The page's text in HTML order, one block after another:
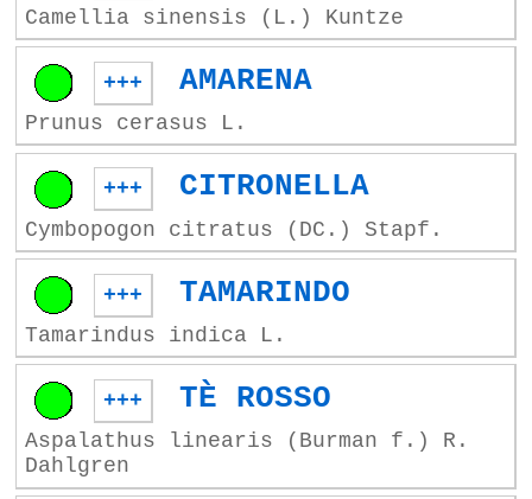
Camellia sinensis (L.) Kuntze
+++ AMARENA
Prunus cerasus L.
+++ CITRONELLA
Cymbopogon citratus (DC.) Stapf.
+++ TAMARINDO
Tamarindus indica L.
+++ TÈ ROSSO
Aspalathus linearis (Burman f.) R.
Dahlgren